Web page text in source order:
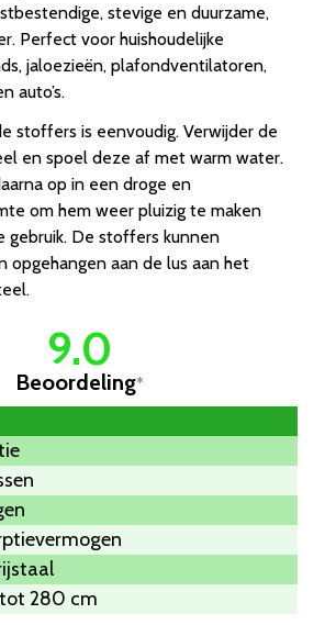
stevige en duurzame,
Perfect voor huishoudelijke
jaloezieën, plafondventilatoren,
auto’s.
stoffers is eenvoudig. Verwijder de
en spoel deze af met warm water.
op in een droge en
om hem weer pluizig te maken
gebruik. De stoffers kunnen
opgehangen aan de lus aan het
9.0
Beoordeling*
280 cm